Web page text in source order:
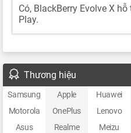
Có, BlackBerry Evolve X
Play.
Thương hiệu
Samsung Apple Huawei
Motorola
OnePlus Lenovo
Asus
Realme Meizu